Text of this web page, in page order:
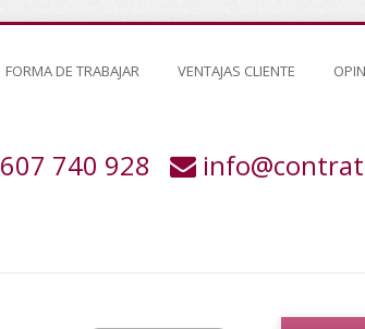
FORMA DE TRABAJAR VENTAJAS CLIENTE
607 740 928